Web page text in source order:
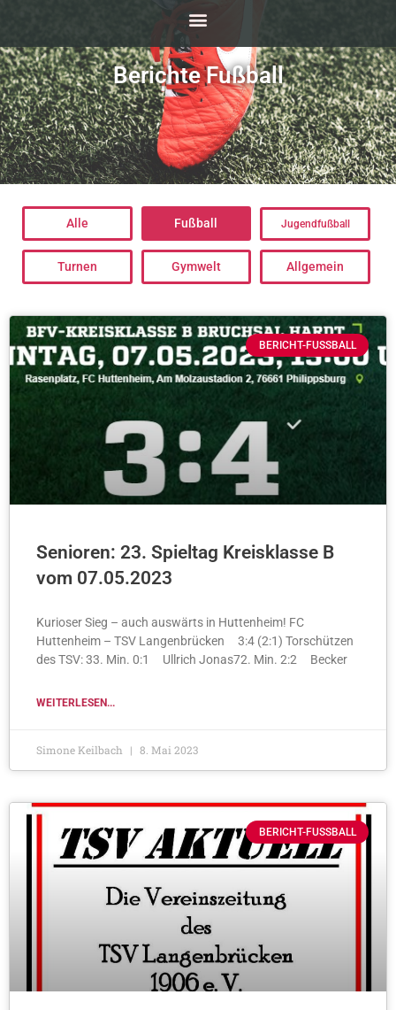
Berichte Fußball
Alle Fußball Jugendfußball
Turnen Gymwelt Allgemein
BERICHT-FUSSBALL
Senioren: 23. Spieltag Kreisklasse B
vom 07.05.2023
Kurioser Sieg – auch auswärts in Huttenheim! FC
Huttenheim – TSV Langenbrücken 3:4 (2:1) Torschützen
des TSV: 33. Min. 0:1 Ullrich Jonas72. Min. 2:2 Becker
WEITERLESEN...
Simone Keilbach 8. Mai 2023
BERICHT-FUSSBALL